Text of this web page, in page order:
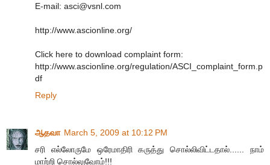
E-mail: asci@vsnl.com
http://www.ascionline.org/
Click here to download complaint form:
http://www.ascionline.org/regulation/ASCI_complaint_form.p
df
Reply
ஆதவா March 5, 2009 at 10:12 PM
சரி எல்லோருமே ஒரேமாதிரி கருத்து சொல்லிவிட்டதால்...... நாம்
மாற்றி சொல்லுவோம்!!!